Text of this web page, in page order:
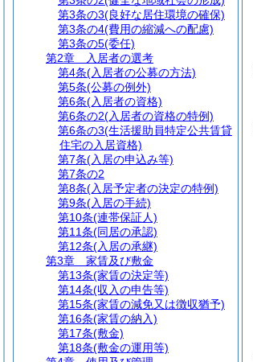
第3条の3(良好な居住環境の確保)
第3条の4(費用の縮減への配慮)
第3条の5(委任)
第2章
入居者の選考
第4条(入居者の公募の方法)
第5条(公募の例外)
第6条(入居者の資格)
第6条の2(入居者の資格の特例)
第6条の3(生活援助員特定公共賃貸
住宅の入居資格)
第7条(入居の申込み等)
第7条の2
第8条(入居予定者の決定の特例)
第9条(入居の手続)
第10条(連帯保証人)
第11条(同居の承認)
第12条(入居の承継)
第3章
家賃及び敷金
第13条(家賃の決定等)
第14条(収入の申告等)
第15条(家賃の減免又は徴収猶予)
第16条(家賃の納入)
第17条(敷金)
第18条(敷金の運用等)